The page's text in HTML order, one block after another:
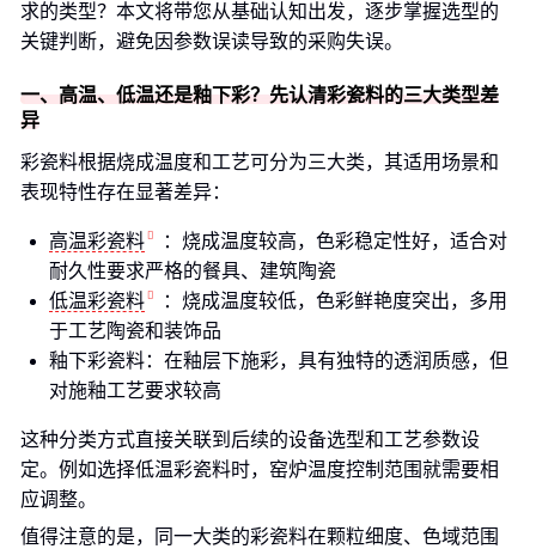
求的类型？本文将带您从基础认知出发，逐步掌握选型的
关键判断，避免因参数误读导致的采购失误。
一、高温、低温还是釉下彩？先认清彩瓷料的三大类型差
异
彩瓷料根据烧成温度和工艺可分为三大类，其适用场景和
表现特性存在显著差异：
高温彩瓷料
：烧成温度较高，色彩稳定性好，适合对
耐久性要求严格的餐具、建筑陶瓷
低温彩瓷料
：烧成温度较低，色彩鲜艳度突出，多用
于工艺陶瓷和装饰品
釉下彩瓷料：在釉层下施彩，具有独特的透润质感，但
对施釉工艺要求较高
这种分类方式直接关联到后续的设备选型和工艺参数设
定。例如选择低温彩瓷料时，窑炉温度控制范围就需要相
应调整。
值得注意的是，同一大类的彩瓷料在颗粒细度、色域范围